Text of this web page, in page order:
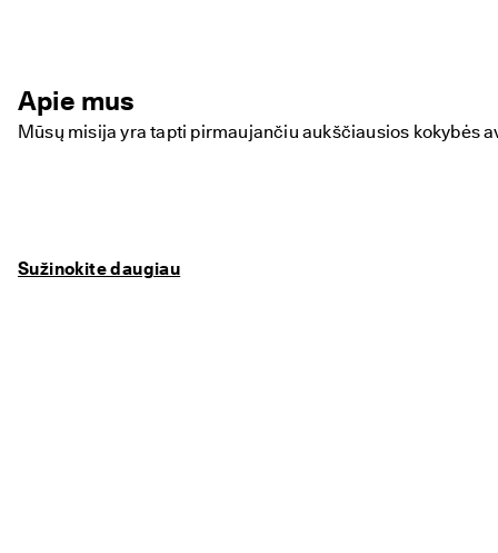
Apie mus
Mūsų misija yra tapti pirmaujančiu aukščiausios kokybės
Sužinokite daugiau